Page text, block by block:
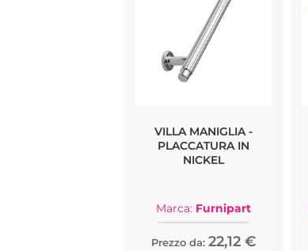
VILLA MANIGLIA -
PLACCATURA IN
NICKEL
Marca: Furnipart
Prezzo da: 22,12 €